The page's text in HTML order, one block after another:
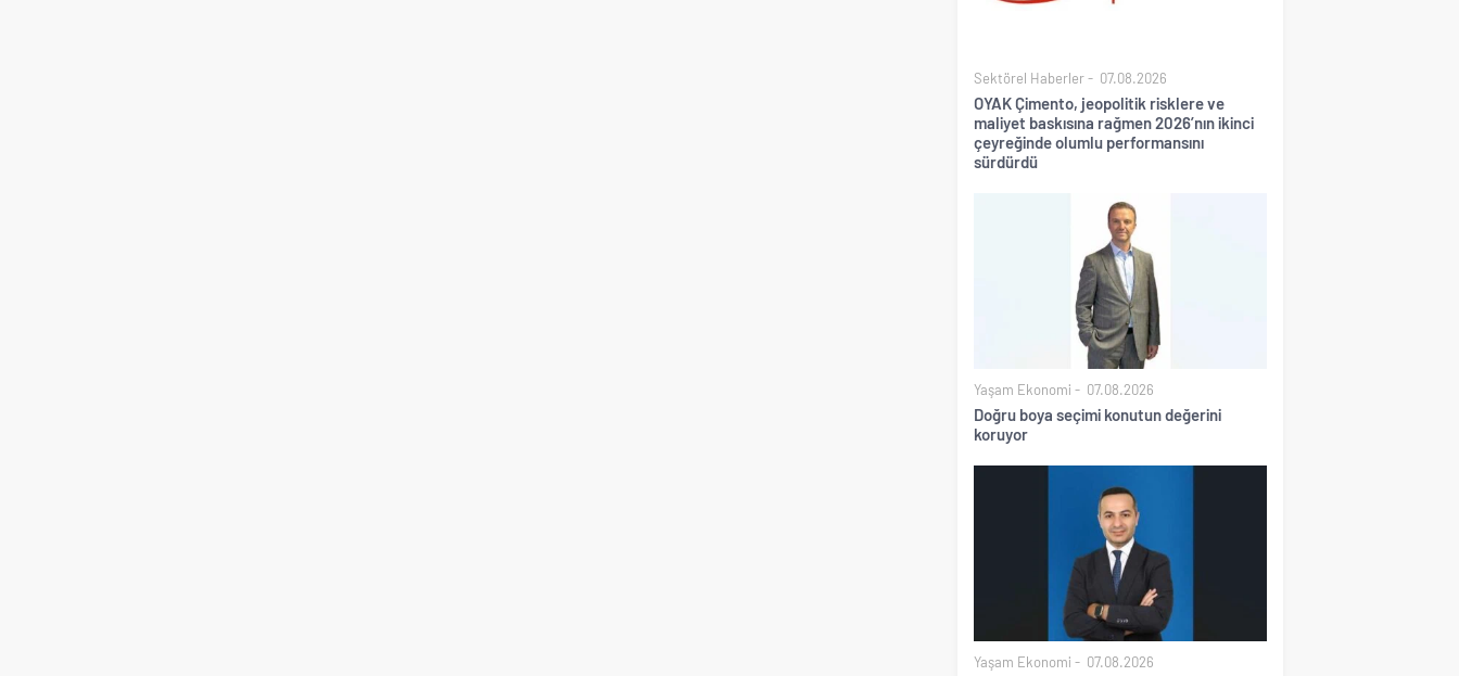
Sektörel Haberler 07.08.2026
OYAK Çimento, jeopolitik risklere ve
maliyet baskısına rağmen 2026’nın ikinci
çeyreğinde olumlu performansını
sürdürdü
Yaşam Ekonomi 07.08.2026
Doğru boya seçimi konutun değerini
koruyor
Yaşam Ekonomi 07.08.2026